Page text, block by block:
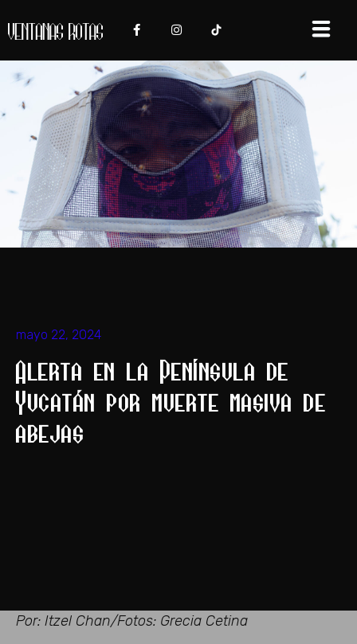
mayo 22, 2024
Alerta en la Península de
Yucatán por muerte masiva de
abejas
Por: Itzel Chan/Fotos: Grecia Cetina